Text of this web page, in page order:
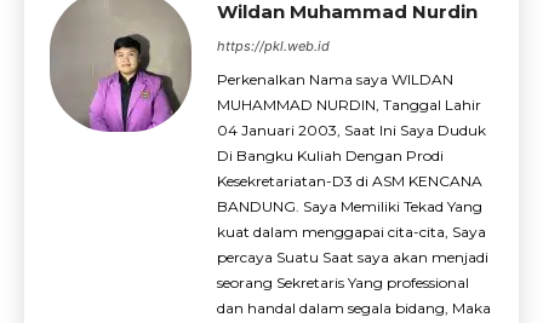
Wildan Muhammad Nurdin
https://pkl.web.id
Perkenalkan Nama saya WILDAN
MUHAMMAD NURDIN, Tanggal Lahir
04 Januari 2003, Saat Ini Saya Duduk
Di Bangku Kuliah Dengan Prodi
Kesekretariatan-D3 di ASM KENCANA
BANDUNG. Saya Memiliki Tekad Yang
kuat dalam menggapai cita-cita, Saya
percaya Suatu Saat saya akan menjadi
seorang Sekretaris Yang professional
dan handal dalam segala bidang, Maka